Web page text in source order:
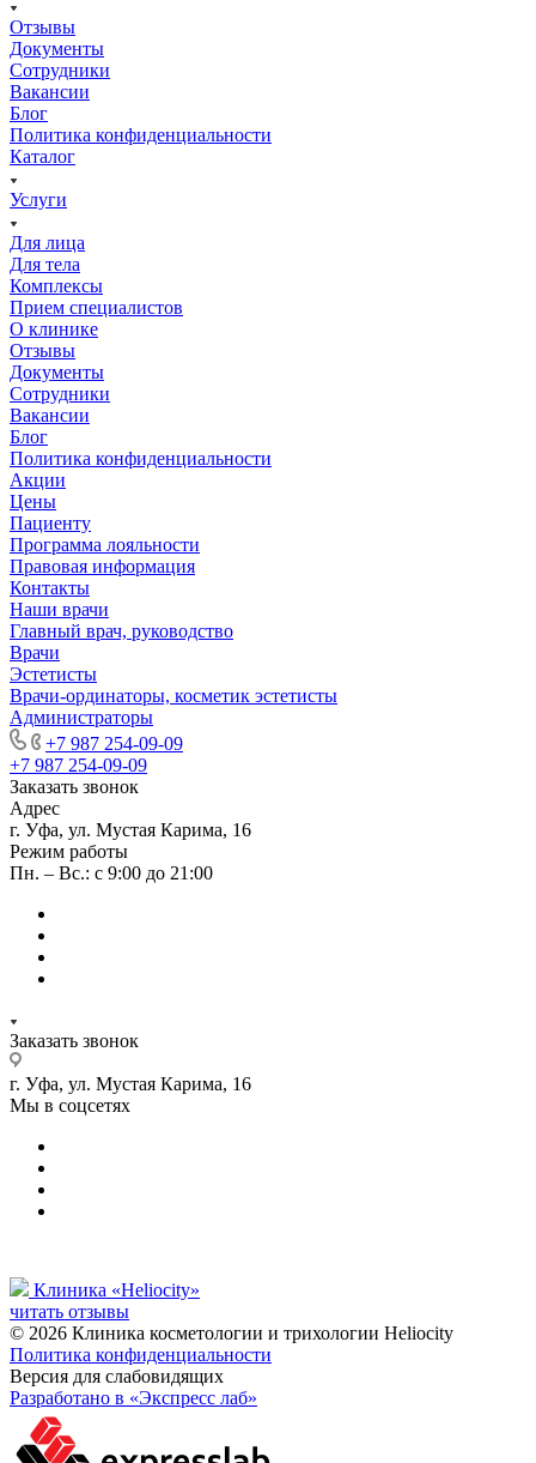
Отзывы
Документы
Сотрудники
Вакансии
Блог
Политика конфиденциальности
Каталог
Услуги
Для лица
Для тела
Комплексы
Прием специалистов
О клинике
Отзывы
Документы
Сотрудники
Вакансии
Блог
Политика конфиденциальности
Акции
Цены
Пациенту
Программа лояльности
Правовая информация
Контакты
Наши врачи
Главный врач, руководство
Врачи
Эстетисты
Врачи-ординаторы, косметик эстетисты
Администраторы
+7 987 254-09-09
+7 987 254-09-09
Заказать звонок
Адрес
г. Уфа, ул. Мустая Карима, 16
Режим работы
Пн. – Вс.: с 9:00 до 21:00
Заказать звонок
г. Уфа, ул. Мустая Карима, 16
Мы в соцсетях
Клиника «Heliocity»
читать отзывы
© 2026 Клиника косметологии и трихологии Heliocity
Политика конфиденциальности
Версия для слабовидящих
Разработано в «Экспресс лаб»